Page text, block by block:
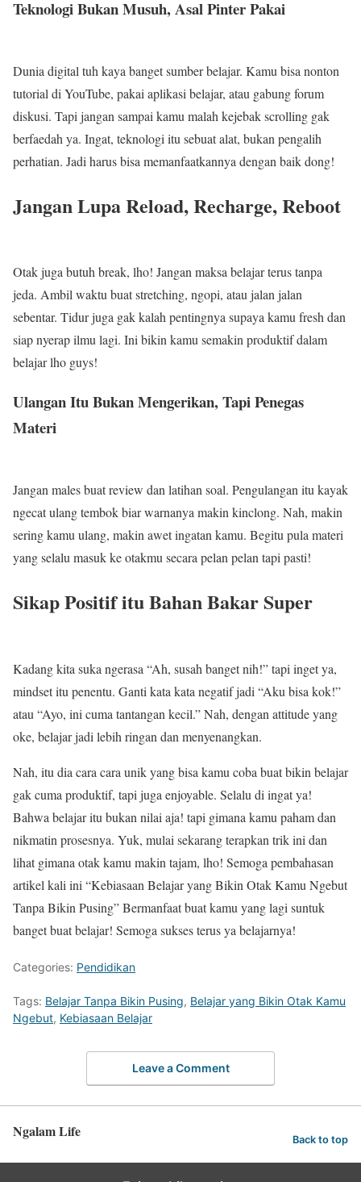
Teknologi Bukan Musuh, Asal Pinter Pakai
Dunia digital tuh kaya banget sumber belajar. Kamu bisa nonton
tutorial di YouTube, pakai aplikasi belajar, atau gabung forum
diskusi. Tapi jangan sampai kamu malah kejebak scrolling gak
berfaedah ya. Ingat, teknologi itu sebuat alat, bukan pengalih
perhatian. Jadi harus bisa memanfaatkannya dengan baik dong!
Jangan Lupa Reload, Recharge, Reboot
Otak juga butuh break, lho! Jangan maksa belajar terus tanpa
jeda. Ambil waktu buat stretching, ngopi, atau jalan jalan
sebentar. Tidur juga gak kalah pentingnya supaya kamu fresh dan
siap nyerap ilmu lagi. Ini bikin kamu semakin produktif dalam
belajar lho guys!
Ulangan Itu Bukan Mengerikan, Tapi Penegas
Materi
Jangan males buat review dan latihan soal. Pengulangan itu kayak
ngecat ulang tembok biar warnanya makin kinclong. Nah, makin
sering kamu ulang, makin awet ingatan kamu. Begitu pula materi
yang selalu masuk ke otakmu secara pelan pelan tapi pasti!
Sikap Positif itu Bahan Bakar Super
Kadang kita suka ngerasa “Ah, susah banget nih!” tapi inget ya,
mindset itu penentu. Ganti kata kata negatif jadi “Aku bisa kok!”
atau “Ayo, ini cuma tantangan kecil.” Nah, dengan attitude yang
oke, belajar jadi lebih ringan dan menyenangkan.
Nah, itu dia cara cara unik yang bisa kamu coba buat bikin belajar
gak cuma produktif, tapi juga enjoyable. Selalu di ingat ya!
Bahwa belajar itu bukan nilai aja! tapi gimana kamu paham dan
nikmatin prosesnya. Yuk, mulai sekarang terapkan trik ini dan
lihat gimana otak kamu makin tajam, lho! Semoga pembahasan
artikel kali ini “Kebiasaan Belajar yang Bikin Otak Kamu Ngebut
Tanpa Bikin Pusing” Bermanfaat buat kamu yang lagi suntuk
banget buat belajar! Semoga sukses terus ya belajarnya!
Categories: Pendidikan
Tags: Belajar Tanpa Bikin Pusing, Belajar yang Bikin Otak Kamu
Ngebut, Kebiasaan Belajar
Leave a Comment
Ngalam Life Back to top